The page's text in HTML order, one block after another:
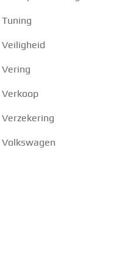
Tuning
Veiligheid
Vering
Verkoop
Verzekering
Volkswagen